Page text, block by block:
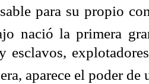
para su propio
nació la primera
esclavos,
aparece el poder